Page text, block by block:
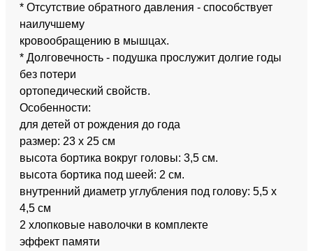
* Отсутствие обратного давления - способствует
наилучшему
кровообращению в мышцах.
* Долговечность - подушка прослужит долгие годы
без потери
ортопедический свойств.
Особенности:
для детей от рождения до года
размер: 23 х 25 см
высота бортика вокруг головы: 3,5 см.
высота бортика под шеей: 2 см.
внутренний диаметр углубления под голову: 5,5 х
4,5 см
2 хлопковые наволочки в комплекте
эффект памяти